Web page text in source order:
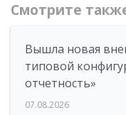
Смотрите
Вышла новая
типовой
отчетность»
07.08.2026